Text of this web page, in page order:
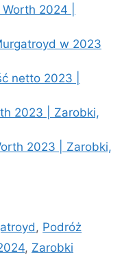
2024 |
w 2023
netto 2023 |
2023 | Zarobki,
2023 | Zarobki,
, Podróż
, Zarobki